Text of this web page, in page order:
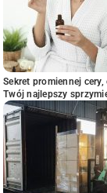
Sekret promiennej
Twój najlepszy